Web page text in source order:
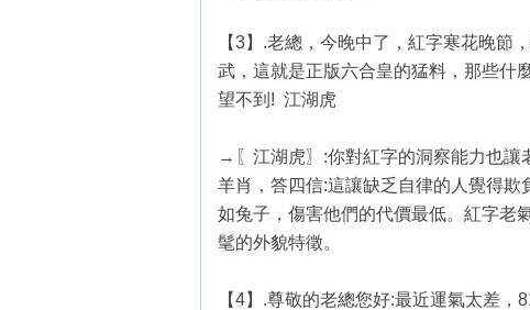
【3】.老總，今晚中了，紅字寒花晚節
武，這就是正版六合皇的猛料，那些什
望不到! 江湖虎
→〖江湖虎〗:你對紅字的洞察能力也讓
羊肖，答四信:這讓缺乏自律的人覺得
如兔子，傷害他們的代價最低。紅字老
髦的外貌特徵。
【4】.尊敬的老總您好:最近運氣太差